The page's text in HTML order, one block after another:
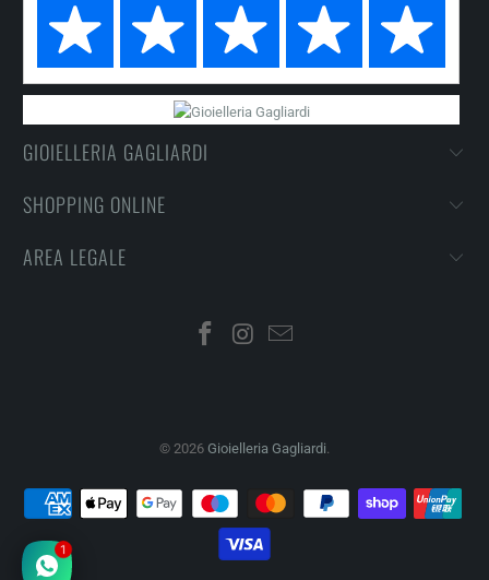
GIOIELLERIA GAGLIARDI
SHOPPING ONLINE
AREA LEGALE
© 2026 Gioielleria Gagliardi.
1